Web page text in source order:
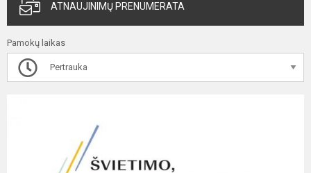
ATNAUJINIMŲ PRENUMERATA
Pamokų laikas
Pertrauka